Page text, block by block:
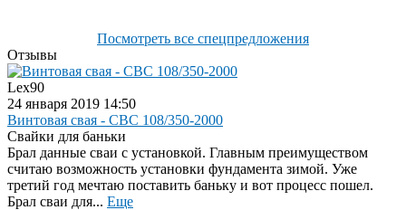
Посмотреть все спецпредложения
Отзывы
Lex90
24 января 2019 14:50
Винтовая свая - СВС 108/350-2000
Свайки для баньки
Брал данные сваи с установкой. Главным преимуществом
считаю возможность установки фундамента зимой. Уже
третий год мечтаю поставить баньку и вот процесс пошел.
Брал сваи для... Еще